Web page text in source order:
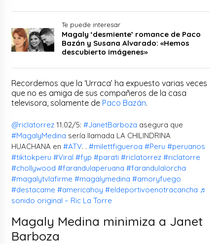
Te puede interesar
Magaly ‘desmiente’ romance de Paco
Bazán y Susana Alvarado: «Hemos
descubierto imágenes»
Recordemos que la ‘Urraca’ ha expuesto varias veces
que no es amiga de sus compañeros de la casa
televisora, solamente de Paco Bazán.
@riclatorrez 11.02/5:#JanetBarboza asegura que
#MagalyMedina sería llamada LA CHILINDRINA
HUACHANA en#ATV. .#milettfigueroa #Peru #peruanos
#tiktokperu #Viral #fyp #parati #riclatorrez #riclatorre
#chollywood #farandulaperuana #farandulalorcha
#magalytvlafirme #magalymedina #amoryfuego
#destacame #americahoy #eldeportivoenotracancha ♬
sonido original – Ric La Torre
Magaly Medina minimiza a Janet
Barboza